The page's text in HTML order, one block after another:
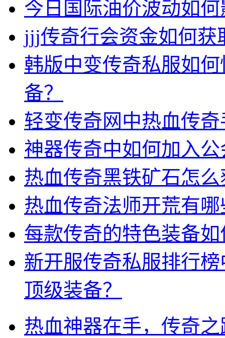
今日国际油价波动如
jjj传奇行会资金如何获
韩版中变传奇私服如
备？
轻变传奇网中热血传
神器传奇中如何加入公
热血传奇黑铁矿石怎
热血传奇法师开荒有
每款传奇的特色装备
新开服传奇私服排行
顶级装备？
热血神器在手，传奇